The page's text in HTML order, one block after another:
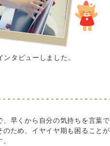
タビューしました。
早くから自分の気持ちを言葉で
ため、イヤイヤ期も困ることが